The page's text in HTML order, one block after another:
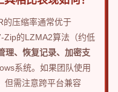
的压缩率通常优于
Zip的LZMA2算法（约低
理、恢复记录、加密支
系统。如果团队使用
但需注意跨平台兼容